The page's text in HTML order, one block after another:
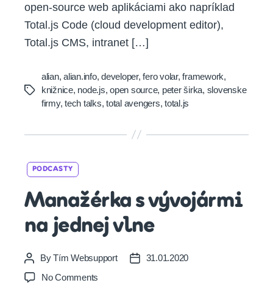
open-source web aplikáciami ako napríklad
Total.js Code (cloud development editor),
Total.js CMS, intranet […]
Tags
alian,alian.info,developer,fero volar,framework,
knižnice, node.js,open source, peter širka, slovenske
firmy,tech talks,total avengers,total.js
PODCASTY
Manažérka s vývojármi
na jednej vlne
Post
author
ByTím Websupport
Post31.01.2020
No Comments